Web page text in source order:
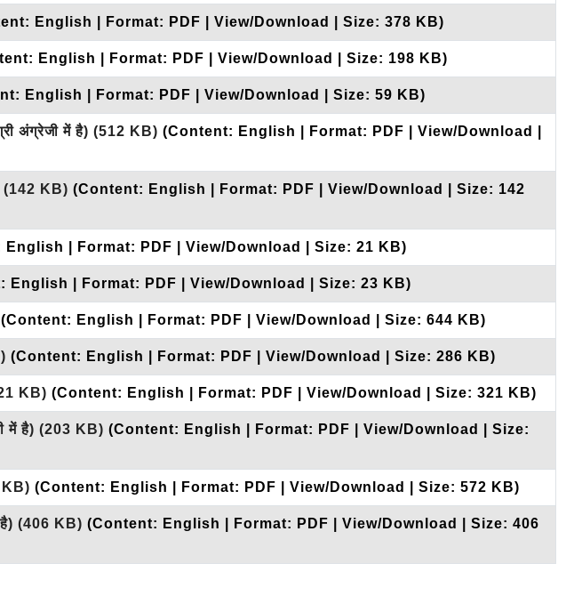
English | Format: PDF | View/Download | Size: 378 KB)
English | Format: PDF | View/Download | Size: 198 KB)
English | Format: PDF | View/Download | Size: 59 KB)
अंग्रेजी में है) (512 KB) (Content: English | Format: PDF | View/Download |
(142 KB) (Content: English | Format: PDF | View/Download | Size: 142
English | Format: PDF | View/Download | Size: 21 KB)
English | Format: PDF | View/Download | Size: 23 KB)
(Content: English | Format: PDF | View/Download | Size: 644 KB)
(Content: English | Format: PDF | View/Download | Size: 286 KB)
KB) (Content: English | Format: PDF | View/Download | Size: 321 KB)
में है) (203 KB) (Content: English | Format: PDF | View/Download | Size:
(Content: English | Format: PDF | View/Download | Size: 572 KB)
(406 KB) (Content: English | Format: PDF | View/Download | Size: 406